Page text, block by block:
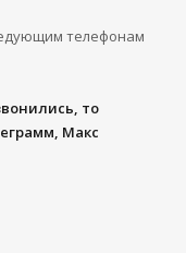
телефонам
то
Макс